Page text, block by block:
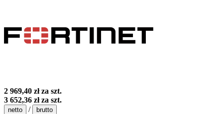
2 969,40 złza szt.
3 652,36 złza szt.
netto /
brutto